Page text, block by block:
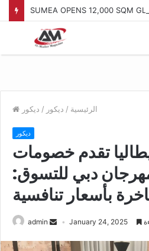
الرئيسية / ديكور / ديكور
ديكور
تقدم خصومات
دبي للتسوق:
بأسعار تنافسية
admin January 24, 2025